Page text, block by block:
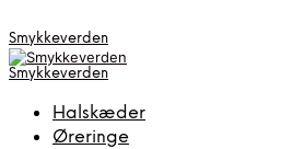
Smykkeverden
Smykkeverden
Halskæder
Øreringe